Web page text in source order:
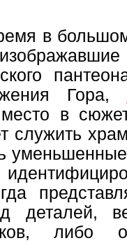
в
Гора,
в
служить
деталей,
либо